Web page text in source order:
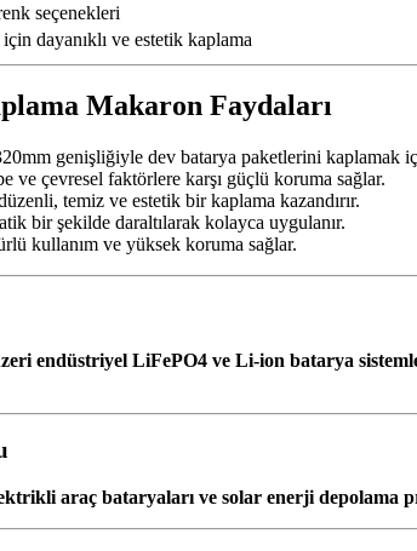
seçenekleri
dayanıklı ve estetik kaplama
Makaron Faydaları
genişliğiyle dev batarya paketlerini kaplamak
ve çevresel faktörlere karşı güçlü koruma sağlar.
temiz ve estetik bir kaplama kazandırır.
bir şekilde daraltılarak kolayca uygulanır.
kullanım ve yüksek koruma sağlar.
endüstriyel LiFePO4 ve Li-ion batarya
araç bataryaları ve solar enerji depolama